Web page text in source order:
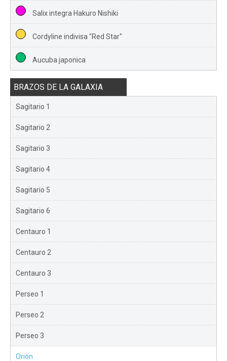
Salix integra Hakuro Nishiki
Cordyline indivisa "Red Star"
Aucuba japonica
BRAZOS DE LA GALAXIA
Sagitario 1
Sagitario 2
Sagitario 3
Sagitario 4
Sagitario 5
Sagitario 6
Centauro 1
Centauro 2
Centauro 3
Perseo 1
Perseo 2
Perseo 3
Orión